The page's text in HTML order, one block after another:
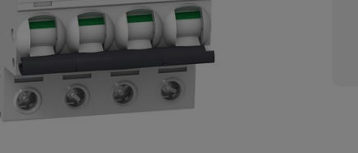
Transformatory dzwonkowe
Wkładki bezpiecznikowe cylindryczne
Wkładki bezpiecznikowe cylindryczne miniaturowe
Wyłączniki i bloki różnicowoprądowe
Wyłączniki nadmiarowoprądowe
Wyłączniki przeciwpożarowe
Wyłączniki różnicowoprądowe z członem nadprądowym
Wyłączniki selektywne
Wyłączniki taryfowe
Wyłączniki zmierzchowe